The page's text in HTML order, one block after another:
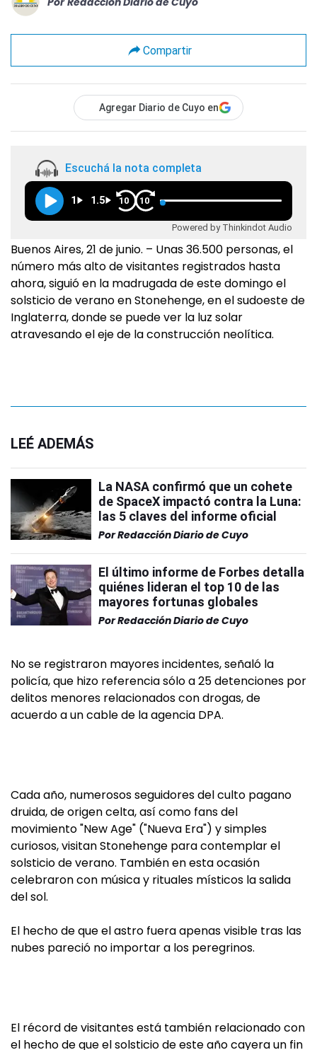
Compartir
Agregar Diario de Cuyo en
Escuchá la nota completa
1 1.5 10 10
Powered by Thinkindot Audio
Buenos Aires, 21 de junio. – Unas 36.500 personas, el
número más alto de visitantes registrados hasta
ahora, siguió en la madrugada de este domingo el
solsticio de verano en Stonehenge, en el sudoeste de
Inglaterra, donde se puede ver la luz solar
atravesando el eje de la construcción neolítica.
LEÉ ADEMÁS
La NASA confirmó que un cohete
de SpaceX impactó contra la Luna:
las 5 claves del informe oficial
PorRedacción Diario de Cuyo
El último informe de Forbes detalla
quiénes lideran el top 10 de las
mayores fortunas globales
PorRedacción Diario de Cuyo
No se registraron mayores incidentes, señaló la
policía, que hizo referencia sólo a 25 detenciones por
delitos menores relacionados con drogas, de
acuerdo a un cable de la agencia DPA.
Cada año, numerosos seguidores del culto pagano
druida, de origen celta, así como fans del
movimiento "New Age" ("Nueva Era") y simples
curiosos, visitan Stonehenge para contemplar el
solsticio de verano. También en esta ocasión
celebraron con música y rituales místicos la salida
del sol.
El hecho de que el astro fuera apenas visible tras las
nubes pareció no importar a los peregrinos.
El récord de visitantes está también relacionado con
el hecho de que el solsticio de este año cayera un fin